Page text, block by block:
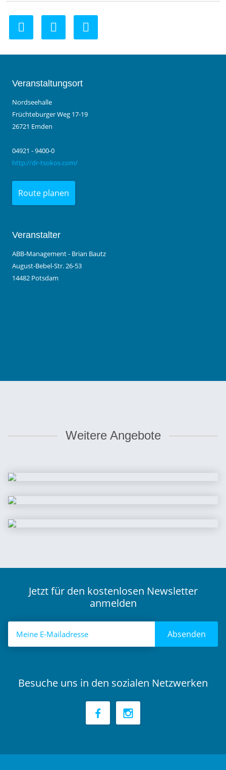
Veranstaltungsort
Nordseehalle
Früchteburger Weg 17-19
26721 Emden
04921 - 9400-0
http://dr-tsokos.com/
Route planen
Veranstalter
ABB-Management - Brian Bautz
August-Bebel-Str. 26-53
14482 Potsdam
Weitere Angebote
Jetzt für den kostenlosen Newsletter
anmelden
Absenden
Besuche uns in den sozialen Netzwerken